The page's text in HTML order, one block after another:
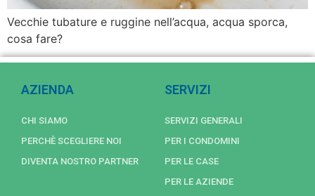
Vecchie tubature e ruggine nell’acqua, acqua sporca,
cosa fare?
AZIENDA
CHI SIAMO
PERCHÈ SCEGLIERE NOI
DIVENTA NOSTRO PARTNER
SERVIZI
SERVIZI GENERALI
PER I CONDOMINI
PER LE CASE
PER LE AZIENDE